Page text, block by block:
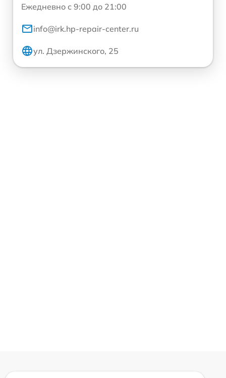
Ежедневно с 9:00 до 21:00
info@irk.hp-repair-center.ru
ул. Дзержинского, 25